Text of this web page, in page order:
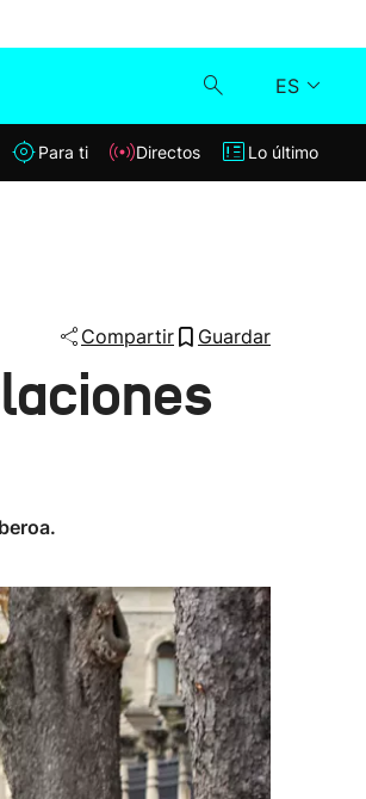
ES
Klisk
Para ti Directos Lo último
Compartir Guardar